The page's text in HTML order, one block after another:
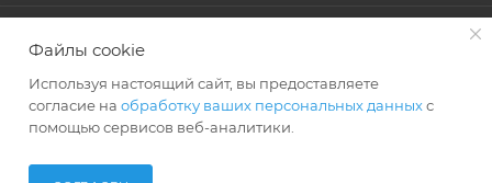
shop@polar-bags.ru
Файлы cookie
Используя настоящий сайт, вы предоставляете
согласие на обработку ваших персональных данныхс
помощью сервисов веб-аналитики.